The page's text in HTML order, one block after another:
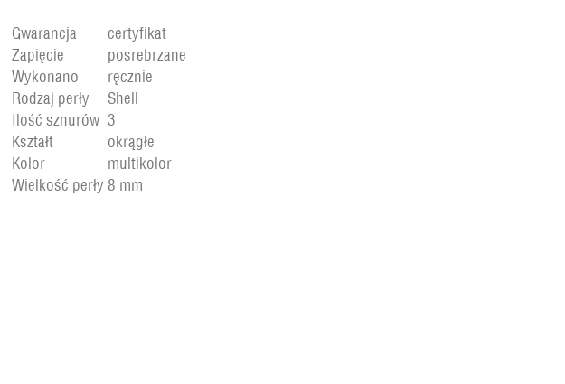
Gwarancja
certyfikat
Zapięcie
posrebrzane
Wykonano
ręcznie
Rodzaj perły
Shell
Ilość sznurów 3
Kształt
okrągłe
Kolor
multikolor
Wielkość perły 8 mm